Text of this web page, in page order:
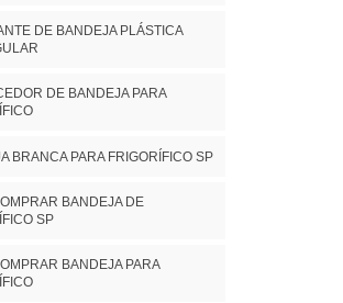
DE BANDEJA PLÁSTICA
DE BANDEJA PARA
BRANCA PARA FRIGORÍFICO SP
BANDEJA DE
SP
BANDEJA PARA